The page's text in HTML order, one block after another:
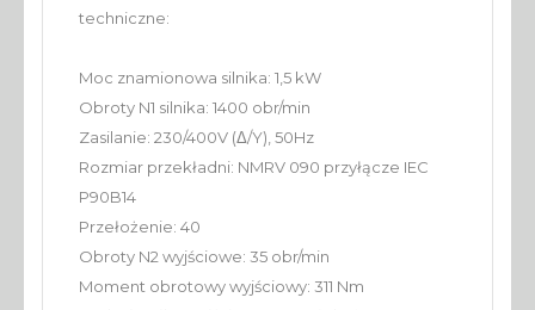
techniczne:
Moc znamionowa silnika: 1,5 kW
Obroty N1 silnika: 1400 obr/min
Zasilanie: 230/400V (Δ/Y), 50Hz
Rozmiar przekładni: NMRV 090 przyłącze IEC
P90B14
Przełożenie: 40
Obroty N2 wyjściowe: 35 obr/min
Moment obrotowy wyjściowy: 311 Nm